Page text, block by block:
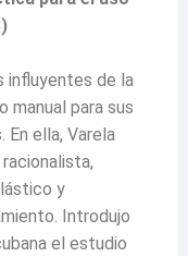
influyentes de la
manual para sus
En ella, Varela
y
Introdujo
el estudio